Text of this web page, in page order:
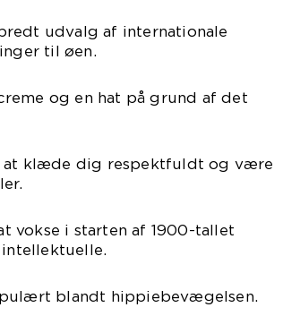
udvalg af internationale
til øen.
og en hat på grund af det
at klæde dig respektfuldt og være
vokse i starten af 1900-tallet
blandt hippiebevægelsen.